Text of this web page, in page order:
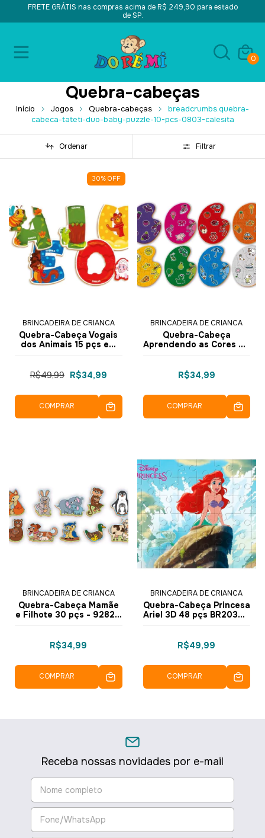
FRETE GRÁTIS nas compras acima de R$ 249,90 para estado
de SP.
0
Quebra-cabeças
Início Jogos Quebra-cabeças
breadcrumbs.quebra-
cabeca-tateti-duo-baby-puzzle-10-pcs-0803-calesita
Ordenar Filtrar
30% OFF
BRINCADEIRA DE CRIANCA
Quebra-Cabeça Vogais
dos Animais 15 pçs em
R$49,99
R$34,99
COMPRAR
BRINCADEIRA DE CRIANCA
Quebra-Cabeça
Aprendendo as Cores 48
R$34,99
COMPRAR
BRINCADEIRA DE CRIANCA
Quebra-Cabeça Mamãe
e Filhote 30 pçs - 9282 -
R$34,99
COMPRAR
BRINCADEIRA DE CRIANCA
Quebra-Cabeça Princesa
Ariel 3D 48 pçs BR2032 -
R$49,99
COMPRAR
Receba nossas novidades por e-mail